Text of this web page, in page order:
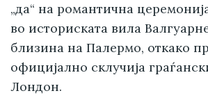
„да“ на романтична
во историската вила
близина на Палермо, откако
официјално склучија
Лондон.